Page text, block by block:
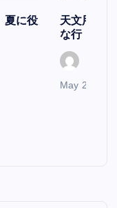
夏に役
天文用語
な行
May 29,